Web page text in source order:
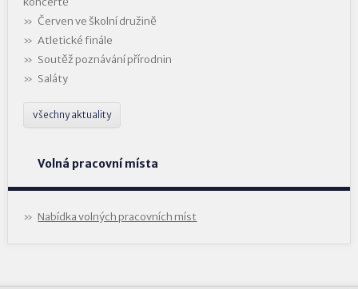
Červen ve školní družině
Atletické finále
Soutěž poznávání přírodnin
Saláty
všechny aktuality
Volná pracovní místa
Nabídka volných pracovních míst